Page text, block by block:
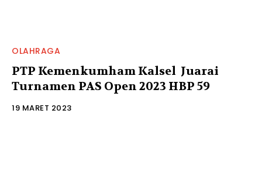
OLAHRAGA
PTP Kemenkumham Kalsel Juarai
Turnamen PAS Open 2023 HBP 59
19 MARET 2023